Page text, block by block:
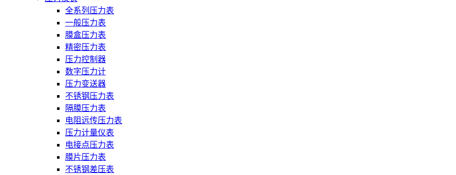
全系列压力表
一般压力表
膜盒压力表
精密压力表
压力控制器
数字压力计
压力变送器
不锈钢压力表
隔膜压力表
电阻远传压力表
压力计量仪表
电接点压力表
膜片压力表
不锈钢差压表